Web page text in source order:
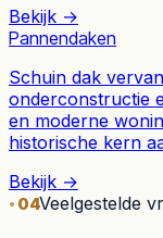
Bekijk →
Pannendaken
Schuin dak
onderconstructie
en moderne
historische kern
Bekijk →
04Veelgestelde